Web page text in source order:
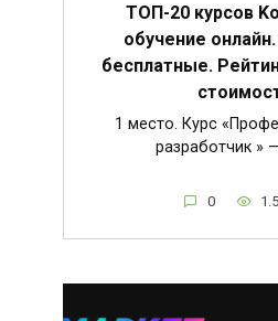
ТОП-20 курсов
обучение
бесплатные.
1 место. Курс
разработчик »
0